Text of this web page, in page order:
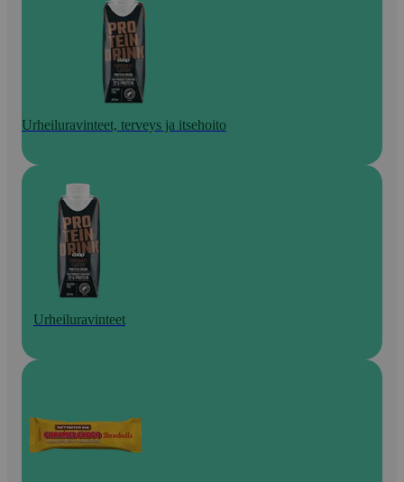
Urheiluravinteet, terveys ja itsehoito
Urheiluravinteet